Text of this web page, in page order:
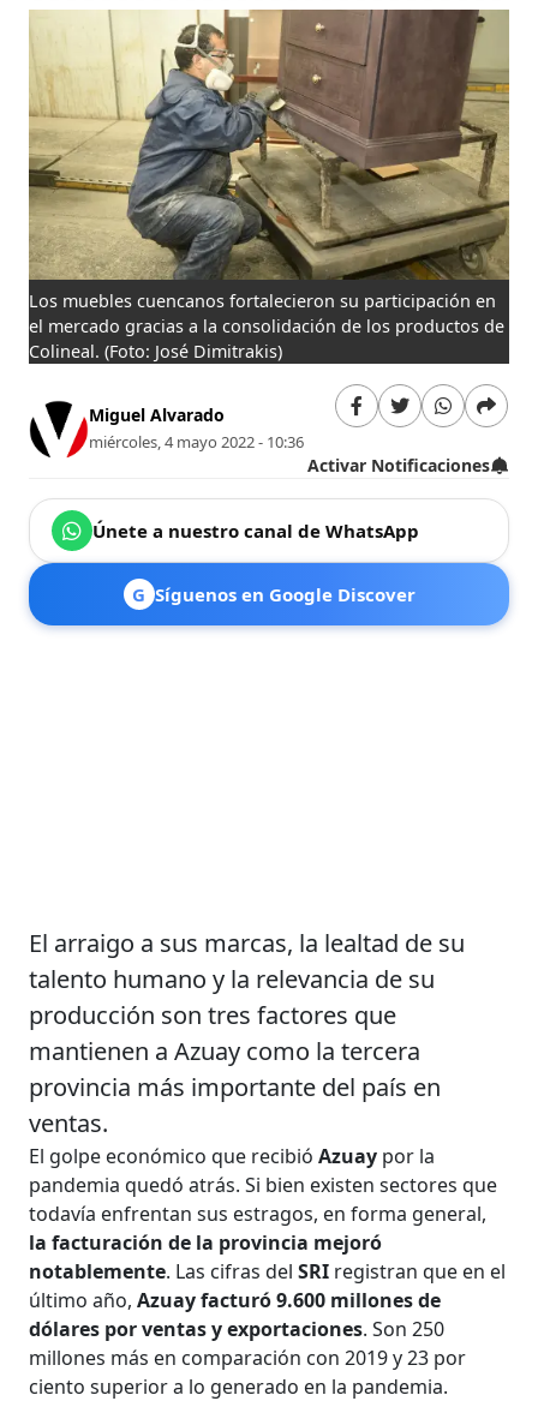
Los muebles cuencanos fortalecieron su participación en
el mercado gracias a la consolidación de los productos de
Colineal. (Foto: José Dimitrakis)
Miguel Alvarado
miércoles, 4 mayo 2022 - 10:36
Activar Notificaciones
Únete a nuestro canal de WhatsApp
G Síguenos en Google Discover
El arraigo a sus marcas, la lealtad de su
talento humano y la relevancia de su
producción son tres factores que
mantienen a Azuay como la tercera
provincia más importante del país en
ventas.
El golpe económico que recibióAzuay por la
pandemia quedó atrás. Si bien existen sectores que
todavía enfrentan sus estragos, en forma general,
la facturación de la provincia mejoró
notablemente. Las cifras delSRI registran que en el
último año,Azuay facturó 9.600 millones de
dólares por ventas y exportaciones. Son 250
millones más en comparación con 2019 y 23 por
ciento superior a lo generado en la pandemia.